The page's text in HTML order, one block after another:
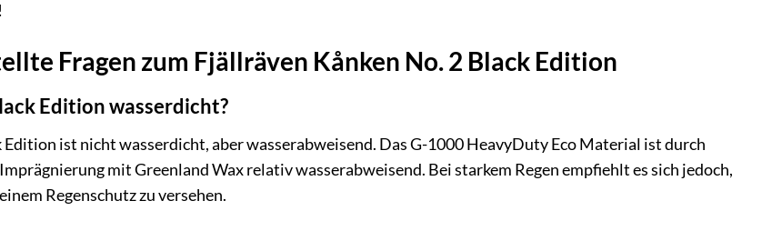
Fragen zum Fjällräven Kånken No. 2 Black Edition
Edition wasserdicht?
Edition ist nicht wasserdicht, aber wasserabweisend. Das G-1000 HeavyDuty Eco Material ist durch
mit Greenland Wax relativ wasserabweisend. Bei starkem Regen empfiehlt es sich jedoch,
Regenschutz zu versehen.